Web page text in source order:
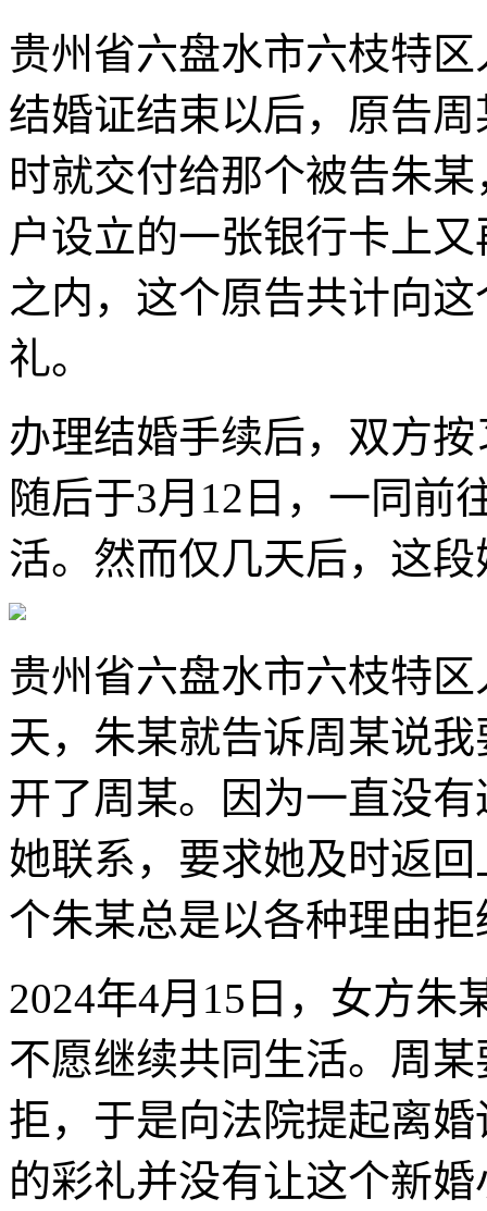
贵州省六盘水市六枝特
结婚证结束以后，原告
时就交付给那个被告朱
户设立的一张银行卡上
之内，这个原告共计向
礼。
办理结婚手续后，双方
随后于3月12日，一同前
活。然而仅几天后，这
贵州省六盘水市六枝特
天，朱某就告诉周某说
开了周某。因为一直没
她联系，要求她及时返
个朱某总是以各种理由
2024年4月15日，女方朱
不愿继续共同生活。周
拒，于是向法院提起离
的彩礼并没有让这个新